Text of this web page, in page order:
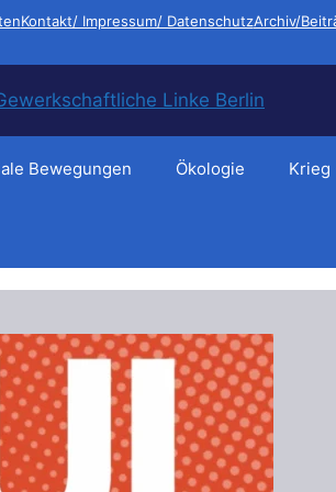
Kontakt/ Impressum/ DatenschutzArchiv/
Bewegungen Ökologie Krieg